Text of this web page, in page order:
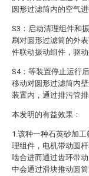
圆形过滤筒内的空气进
S3：启动清理组件和
刷对圆形过滤筒的外
件联动振动组件，驱
S4：等装置停止运行
移动对圆形过滤筒内
装置内，通过排污管排
本发明的有益效果：
1.该种一种石英砂加
理组件，电机带动圆
啮合进而通过齿环带
中会通过滑块推动圆